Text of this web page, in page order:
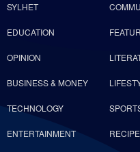
SYLHET
EDUCATION
OPINION
BUSINESS & MONEY
TECHNOLOGY
ENTERTAINMENT